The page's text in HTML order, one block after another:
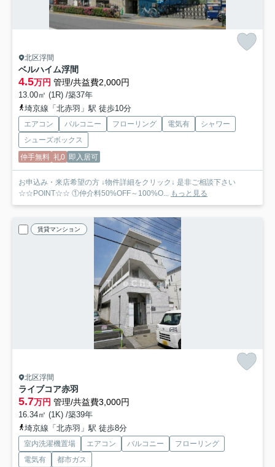
北区浮間
ベルハイム浮間
4.5万円 管理/共益費2,000円
13.00㎡ (1R) /築37年
埼京線「北赤羽」駅 徒歩10分
エアコン バルコニー フローリング 電気有
シャワー
シューズボックス
仲手無料 礼0 即入居可
お申込み・来店希望の方 ↓物件詳細をクリック↓ 是非ご相談下さい
☆☆POINT☆☆ ①仲介料50%OFF～100%O... もっと見る
賃貸マンション
北区浮間
ライブコア赤羽
5.7万円 管理/共益費3,000円
16.34㎡ (1K) /築39年
埼京線「北赤羽」駅 徒歩8分
室内洗濯機置場 エアコン バルコニー
フローリング
電気有
都市ガス